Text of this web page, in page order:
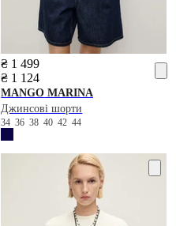
₴ 1 499
₴ 1 124
MANGO MARINA
Джинсові шорти
343638404244